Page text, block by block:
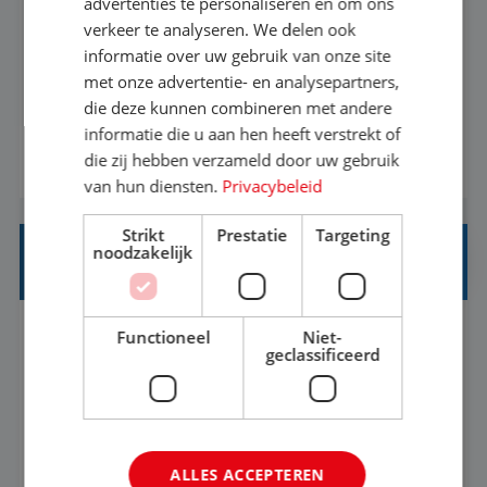
Met jouw ervaring in de reisbranche of
achtergrond in toerisme ben je klaar voor de
volgende stap. Vanaf je stoel reis je de hele
wereld over en speel je moeiteloos in op de
wensen van je team, je klant en wat er in de
reiswereld gebeurt. Met je enthousiasme weet je
klanten te overtuigen om die droomreis te
boeken! ...
BEKIJK VACATURE
REISADVISEUR ALLROUND
Aalsmeer, Noord-Holland, Nederland
Baan
MBO
het nu voor jezelf is, of voor een ander: jij vindt
verkeer te analyseren. We delen ook
informatie over uw gebruik van onze site
met onze advertentie- en analysepartners,
die deze kunnen combineren met andere
informatie die u aan hen heeft verstrekt of
die zij hebben verzameld door uw gebruik
van hun diensten. Privacybeleid
Strikt
noodzakelijk
Prestatie Targeting
Functioneel
Niet-
geclassificeerd
ALLES ACCEPTEREN